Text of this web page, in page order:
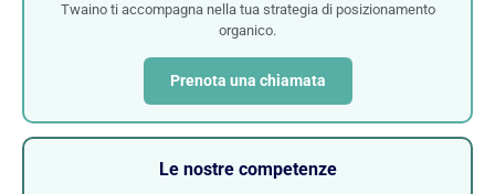
Twaino ti accompagna nella tua strategia di posizionamento
organico.
Prenota una chiamata
Le nostre competenze